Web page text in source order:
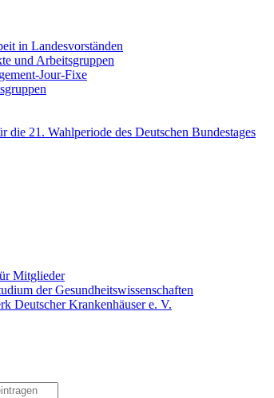
in Landesvorständen
und Arbeitsgruppen
Jour-Fixe
21. Wahlperiode des Deutschen Bundestages
Mitglieder
der Gesundheitswissenschaften
Deutscher Krankenhäuser e. V.